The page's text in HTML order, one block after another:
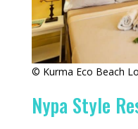
© Kurma Eco Beach
Nypa Style